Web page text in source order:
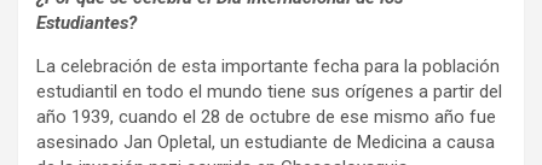
Estudiantes?
La celebración de esta importante fecha para la población
estudiantil en todo el mundo tiene sus orígenes a partir del
año 1939, cuando el 28 de octubre de ese mismo año fue
asesinado Jan Opletal, un estudiante de Medicina a causa